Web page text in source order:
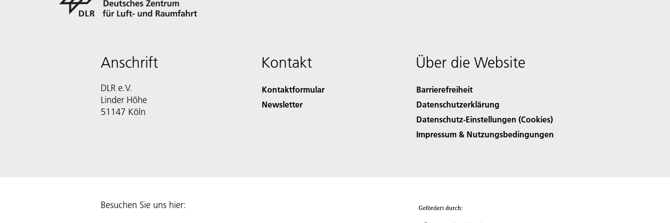
Anschrift
DLR e.V.
Linder Höhe
51147 Köln
Kontakt
Kontaktformular
Newsletter
Über die Website
Barrierefreiheit
Datenschutzerklärung
Datenschutz-Einstellungen (Cookies)
Impressum & Nutzungsbedingungen
Besuchen Sie uns hier: